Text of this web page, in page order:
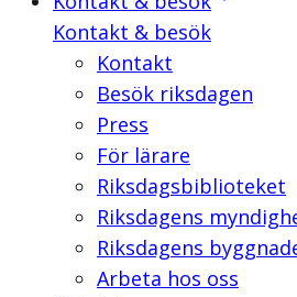
Kontakt & besök
Kontakt
Besök riksdagen
Press
För lärare
Riksdagsbiblioteket
Riksdagens
Riksdagens
Arbeta hos oss